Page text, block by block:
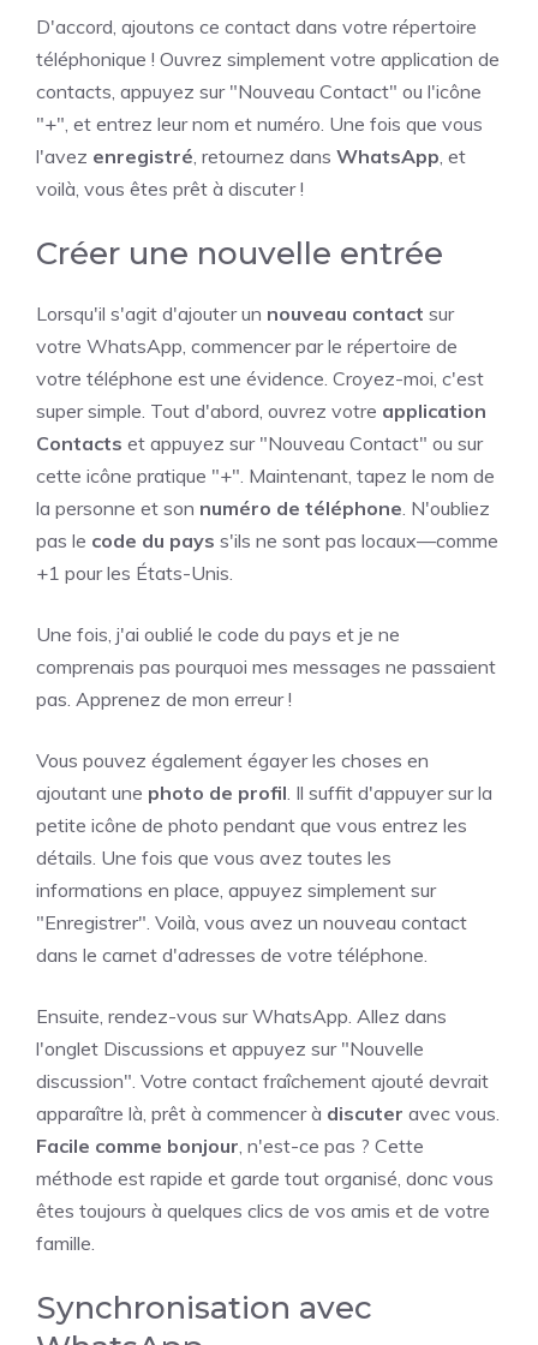
D'accord, ajoutons ce contact dans votre répertoire
téléphonique ! Ouvrez simplement votre application de
contacts, appuyez sur "Nouveau Contact" ou l'icône
"+", et entrez leur nom et numéro. Une fois que vous
l'avez enregistré, retournez dans WhatsApp, et
voilà, vous êtes prêt à discuter !
Créer une nouvelle entrée
Lorsqu'il s'agit d'ajouter un nouveau contact sur
votre WhatsApp, commencer par le répertoire de
votre téléphone est une évidence. Croyez-moi, c'est
super simple. Tout d'abord, ouvrez votre application
Contacts et appuyez sur "Nouveau Contact" ou sur
cette icône pratique "+". Maintenant, tapez le nom de
la personne et son numéro de téléphone. N'oubliez
pas le code du pays s'ils ne sont pas locaux—comme
+1 pour les États-Unis.
Une fois, j'ai oublié le code du pays et je ne
comprenais pas pourquoi mes messages ne passaient
pas. Apprenez de mon erreur !
Vous pouvez également égayer les choses en
ajoutant une photo de profil. Il suffit d'appuyer sur la
petite icône de photo pendant que vous entrez les
détails. Une fois que vous avez toutes les
informations en place, appuyez simplement sur
"Enregistrer". Voilà, vous avez un nouveau contact
dans le carnet d'adresses de votre téléphone.
Ensuite, rendez-vous sur WhatsApp. Allez dans
l'onglet Discussions et appuyez sur "Nouvelle
discussion". Votre contact fraîchement ajouté devrait
apparaître là, prêt à commencer à discuter avec vous.
Facile comme bonjour, n'est-ce pas ? Cette
méthode est rapide et garde tout organisé, donc vous
êtes toujours à quelques clics de vos amis et de votre
famille.
Synchronisation avec